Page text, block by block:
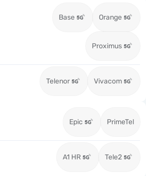
Base Orange
Proximus
Telenor Vivacom
Epic PrimeTel
A1 HR Tele2